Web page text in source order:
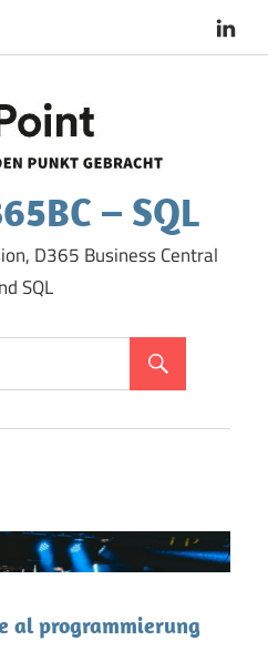
– SQL
D365 Business Central
SQL
al programmierung